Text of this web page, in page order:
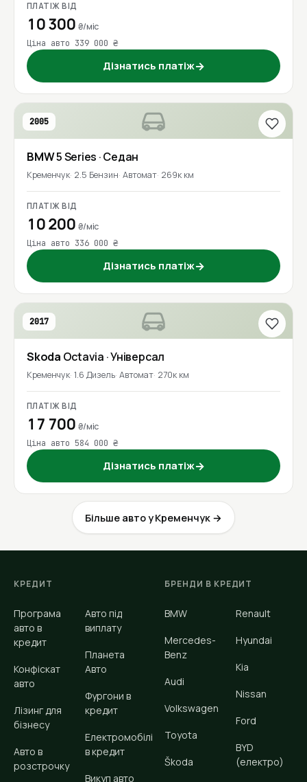
ПЛАТІЖ ВІД
10 300 ₴/міс
Ціна авто 339 000 ₴
Дізнатись платіж→
2005
BMW5 Series · Седан
Кременчук 2.5 Бензин Автомат 269к км
ПЛАТІЖ ВІД
10 200 ₴/міс
Ціна авто 336 000 ₴
Дізнатись платіж→
2017
Skoda Octavia · Універсал
Кременчук 1.6 Дизель Автомат 270к км
ПЛАТІЖ ВІД
17 700 ₴/міс
Ціна авто 584 000 ₴
Дізнатись платіж→
Більше авто у Кременчук →
КРЕДИТ
Програма
авто в
кредит
Конфіскат
авто
Лізинг для
бізнесу
Авто в
розстрочку
Авто під
виплату
Планета
Авто
Фургони в
кредит
Електромобілі
в кредит
Викуп авто
БРЕНДИ В КРЕДИТ
BMW
Mercedes-
Benz
Audi
Volkswagen
Toyota
Škoda
Renault
Hyundai
Kia
Nissan
Ford
BYD
(електро)